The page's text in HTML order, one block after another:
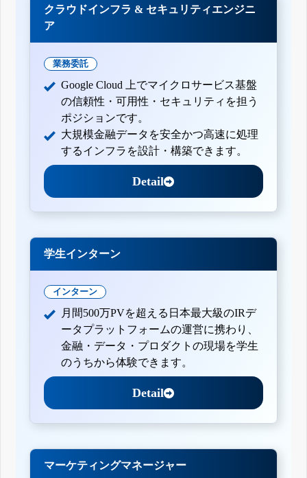
クラウドインフラ & セキュリティエンジニ
ア
業務委託
Google Cloud 上でマイクロサービス基盤
の信頼性・可用性・セキュリティを担う
ポジションです。
大規模金融データを安全かつ高速に処理
するインフラを設計・構築できます。
Detail
学生インターン
インターン
月間500万PVを超える日本最大級のIRデ
ータプラットフォームの運営に携わり、
金融・データ・プロダクトの現場を学生
のうちから体験できます。
Detail
マーケティングマネージャー